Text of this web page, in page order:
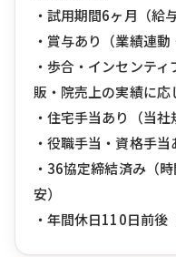
・試用期間6ヶ月（給
・賞与あり（業績連動
・歩合・インセンテ
販・院売上の実績に応
・住宅手当あり（当社
・役職手当・資格手当
・36協定締結済み（
安）
・年間休日110日前後